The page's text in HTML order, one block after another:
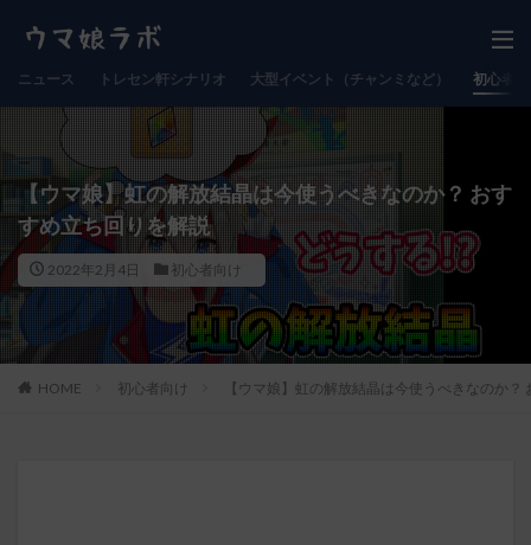
ニュース トレセン軒シナリオ 大型イベント（チャンミなど） 初心者
【ウマ娘】虹の解放結晶は今使うべきなのか？ おす
すめ立ち回りを解説
2022年2月4日 初心者向け
HOME 初心者向け 【ウマ娘】虹の解放結晶は今使うべきなのか